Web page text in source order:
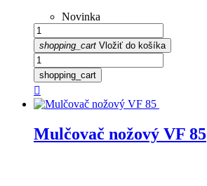
Novinka
shopping_cart Vložiť do košíka
shopping_cart

Mulčovač nožový VF 85